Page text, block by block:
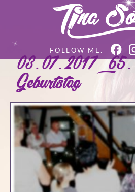
03.07.2017 – 65.
Geburtstag